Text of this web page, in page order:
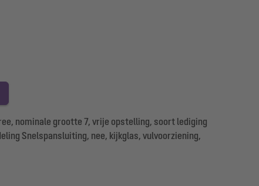
nominale grootte 7, vrije opstelling, soort lediging
Snelspansluiting, nee, kijkglas, vulvoorziening,